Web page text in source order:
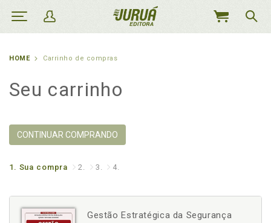
MEU
HOME Carrinho de compras
Seu carrinho
CONTINUAR COMPRANDO
1. Sua compra 2. 3. 4.
Gestão Estratégica da Segurança